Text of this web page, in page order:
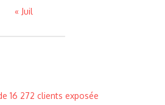
« Juil
16 272 clients exposée